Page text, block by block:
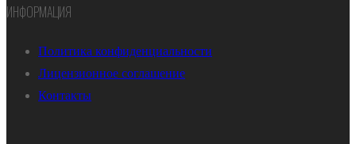
ИНФОРМАЦИЯ
Политика конфиденциальности
Лицензионное соглашение
Контакты